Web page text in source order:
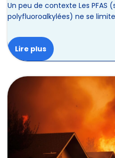
Un peu de contexte Les PFAS
polyfluoroalkylées) ne se
Lire plus